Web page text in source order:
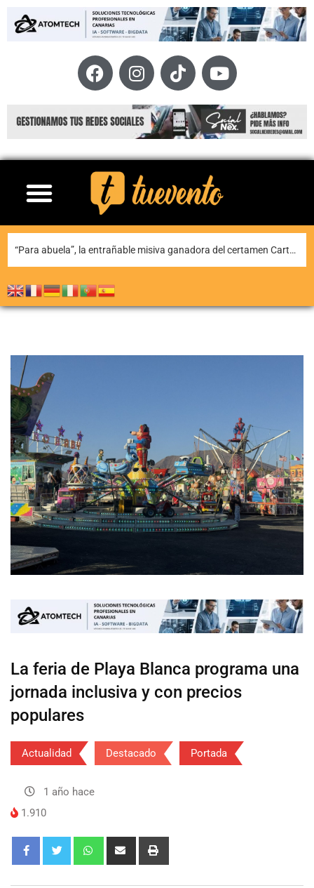
Teguise honra a Nuestra Señora de Las Nieves en la tradicional misa en la ermita
La feria de Playa Blanca programa una
jornada inclusiva y con precios
populares
Actualidad Destacado Portada
1 año hace
1.910